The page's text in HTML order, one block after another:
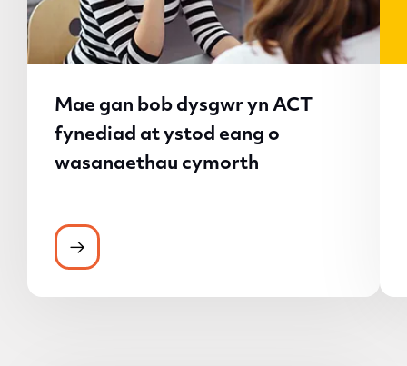
Mae gan bob dysgwr yn ACT
fynediad at ystod eang o
wasanaethau cymorth
Mae gan bob dysgwr yn ACT fynediad at